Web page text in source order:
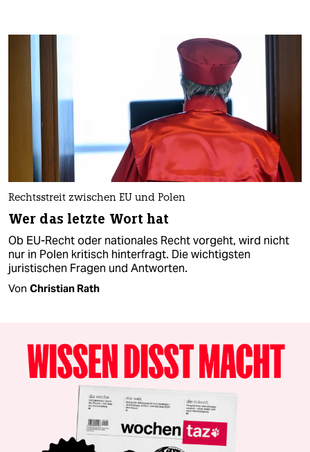
Rechtsstreit zwischen EU und Polen
Wer das letzte Wort hat
Ob EU-Recht oder nationales Recht vorgeht, wird nicht
nur in Polen kritisch hinterfragt. Die wichtigsten
juristischen Fragen und Antworten.
Von Christian Rath